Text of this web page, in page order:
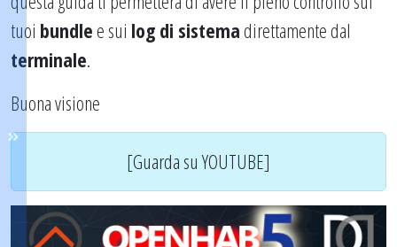
tuoi bundle e sui log di sistemadirettamente dal
terminale.
Buona visione
[Guarda su YOUTUBE]